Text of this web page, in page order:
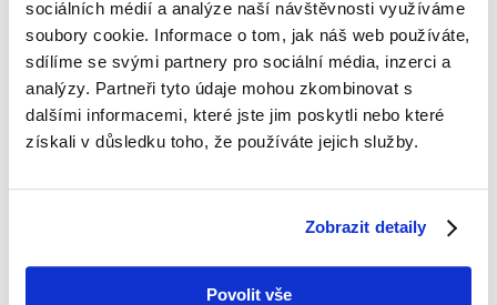
sociálních médií a analýze naší návštěvnosti využíváme
soubory cookie. Informace o tom, jak náš web používáte,
sdílíme se svými partnery pro sociální média, inzerci a
analýzy. Partneři tyto údaje mohou zkombinovat s
dalšími informacemi, které jste jim poskytli nebo které
získali v důsledku toho, že používáte jejich služby.
Zobrazit detaily
Povolit vše
pózují, nikoho moc neberou. Společného focení se většinou účastní
všichni hosté, proto se nebojte věnovat pár stránek také jejich
fotografiím. Dobrý nápad je vložit 3 až 4 fotografie na stránku. Po
nějaké době si jistě budete chtít zavzpomínat, kdo se této sváteční
události zúčastnil, jak byl kdo oblečený apod.
Fotoknihu ze křtu uzavřete snímky ze závěrečné oslavy. Snažte se
radostnou událost se jednalo. Zdokumentujte zaujaté konverzace
hostů u stolů, nespoutaný tanec, veselé hry nebo cokoli dalšího vás